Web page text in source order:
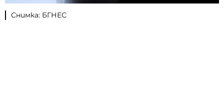
Снимка: БГНЕС